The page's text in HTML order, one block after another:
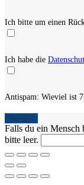
Ich bitte um einen
Ich habe die
Antispam: Wieviel ist
Falls du ein Mensch
bitte leer.